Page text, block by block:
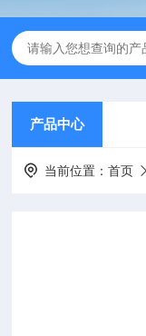
产品中心
当前位置：首页